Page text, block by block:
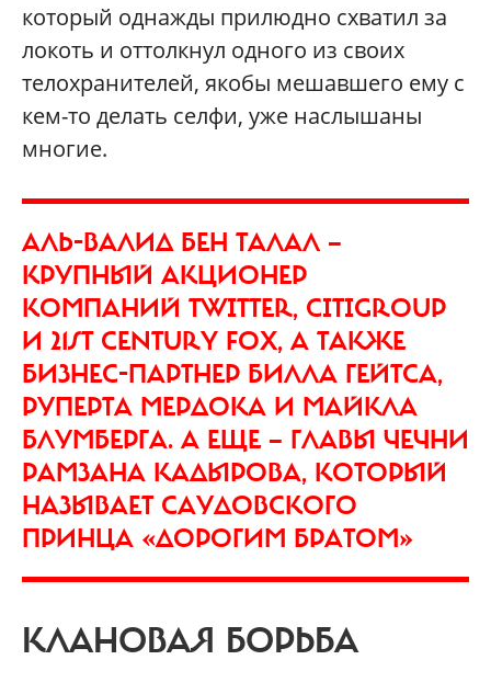
который однажды прилюдно схватил за
локоть и оттолкнул одного из своих
телохранителей, якобы мешавшего ему с
кем-то делать селфи, уже наслышаны
многие.
АЛЬ-ВАЛИД БЕН ТАЛАЛ —
КРУПНЫЙ АКЦИОНЕР
КОМПАНИЙ TWITTER, CITIGROUP
И 21ST CENTURY FOX, А ТАКЖЕ
БИЗНЕС-ПАРТНЕР БИЛЛА ГЕЙТСА,
РУПЕРТА МЕРДОКА И МАЙКЛА
БЛУМБЕРГА. А ЕЩЕ — ГЛАВЫ ЧЕЧНИ
РАМЗАНА КАДЫРОВА, КОТОРЫЙ
НАЗЫВАЕТ САУДОВСКОГО
ПРИНЦА «ДОРОГИМ БРАТОМ»
КЛАНОВАЯ БОРЬБА